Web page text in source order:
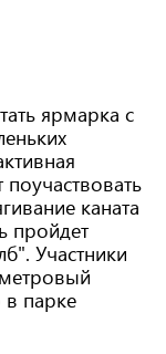
ярмарка с
каната
пройдет
Участники
в парке